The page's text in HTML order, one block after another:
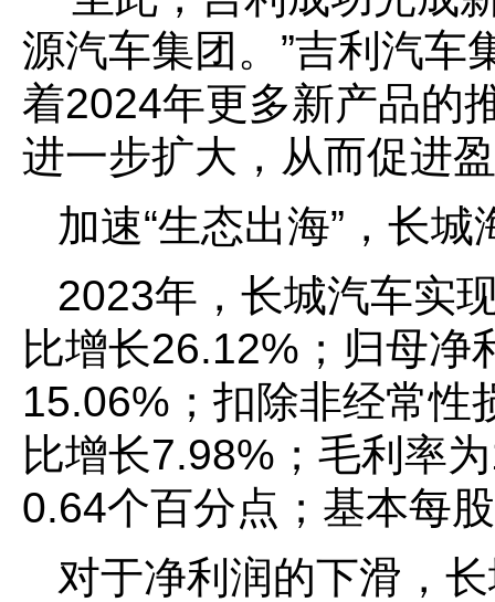
源汽车集团。”吉利汽车
着2024年更多新产品的
进一步扩大，从而促进
加速“生态出海”，长
2023年，长城汽车实
比增长26.12%；归母净
15.06%；扣除非经常性
比增长7.98%；毛利率
0.64个百分点；基本每
对于净利润的下滑，